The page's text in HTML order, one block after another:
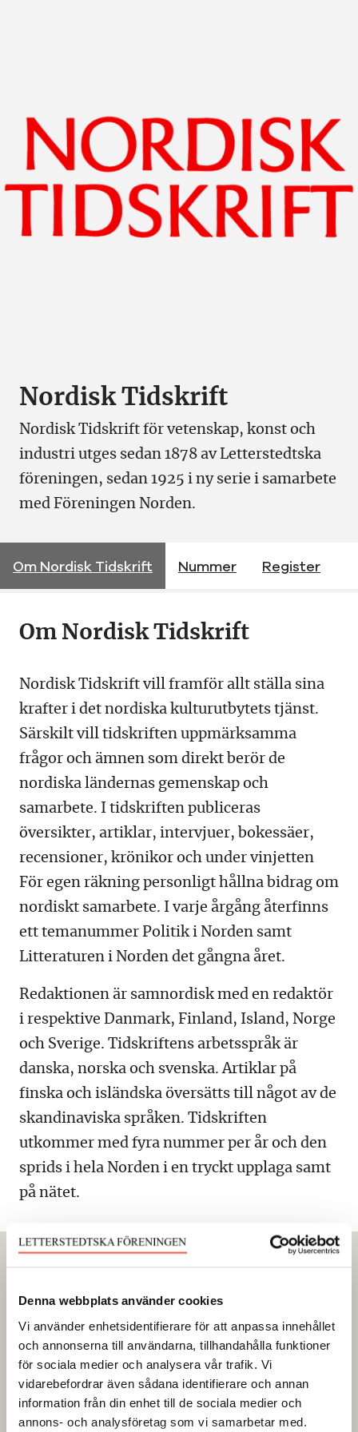
Denna webbplats använder cookies
Vi använder enhetsidentifierare för att anpassa innehållet
och annonserna till användarna, tillhandahålla funktioner
för sociala medier och analysera vår trafik. Vi
vidarebefordrar även sådana identifierare och annan
information från din enhet till de sociala medier och
annons- och analysföretag som vi samarbetar med.
Nordisk Tidskrift
Nordisk Tidskrift för vetenskap, konst och
industri utges sedan 1878 av Letterstedtska
föreningen, sedan 1925 i ny serie i samarbete
med Föreningen Norden.
Om Nordisk Tidskrift Nummer Register
Om Nordisk Tidskrift
Nordisk Tidskrift vill framför allt ställa sina
krafter i det nordiska kulturutbytets tjänst.
Särskilt vill tidskriften uppmärksamma
frågor och ämnen som direkt berör de
nordiska ländernas gemenskap och
samarbete. I tidskriften publiceras
översikter, artiklar, intervjuer, bokessäer,
recensioner, krönikor och under vinjetten
För egen räkning personligt hållna bidrag om
nordiskt samarbete. I varje årgång återfinns
ett temanummer Politik i Norden samt
Litteraturen i Norden det gångna året.
Redaktionen är samnordisk med en redaktör
i respektive Danmark, Finland, Island, Norge
och Sverige. Tidskriftens arbetsspråk är
danska, norska och svenska. Artiklar på
finska och isländska översätts till något av de
skandinaviska språken. Tidskriften
utkommer med fyra nummer per år och den
sprids i hela Norden i en tryckt upplaga samt
på nätet.
Prenumerera på Nordisk
Tidsskrift
En årsprenumeration inom Norden
kostar 250 svenska kronor,
lösnummer 65 svenska kronor plus porto.